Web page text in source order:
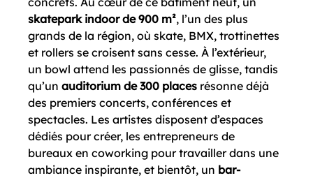
skatepark indoor de 900 m², l’un des plus
grands de la région, où skate, BMX, trottinettes
et rollers se croisent sans cesse. À l’extérieur,
un bowl attend les passionnés de glisse, tandis
qu’un auditorium de 300 places résonne déjà
des premiers concerts, conférences et
spectacles. Les artistes disposent d’espaces
dédiés pour créer, les entrepreneurs de
bureaux en coworking pour travailler dans une
ambiance inspirante, et bientôt, un bar-